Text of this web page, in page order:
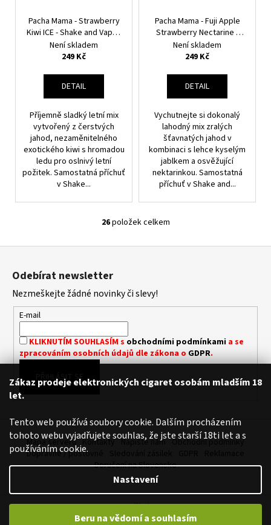
Zákaz prodeje elektronických cigaret osobám mladším 18
let.
Tento web používá soubory cookie. Dalším procházením
tohoto webu vyjadřujete souhlas, že jste starší 18ti let a s
používáním cookie.
Nastavení
Beru na vědomí a souhlasím
Pacha Mama - Strawberry
Kiwi ICE - Shake and Vape -
20ml
Není skladem
249 Kč
DETAIL
Příjemně sladký letní mix
vytvořený z čerstvých
jahod, nezaměnitelného
exotického kiwi s hromadou
ledu pro oslnivý letní
požitek. Samostatná příchuť
v Shake...
Pacha Mama - Fuji Apple
Strawberry Nectarine -
Shake and Vape - 20ml
Není skladem
249 Kč
DETAIL
Vychutnejte si dokonalý
lahodný mix zralých
šťavnatých jahod v
kombinaci s lehce kyselým
jablkem a osvěžující
nektarinkou. Samostatná
příchuť v Shake and...
O
V
A
C
P
R
V
K
Y
Ý
P
I
U
26položek celkem
Z
Odebírat newsletter
Nezmeškejte žádné novinky či slevy!
E-mail
KLIKNUTÍM SOUHLASÍM s obchodními podmínkamia se
zpracováním osobních údajů dle zákona o GDPR.
PŘIHLÁSIT SE
Mapa serveru Kontakty Napište nám Obchodní podmínky
Dopravné / poštovné
Doručení na Slovensko
Vytvořil Shoptet